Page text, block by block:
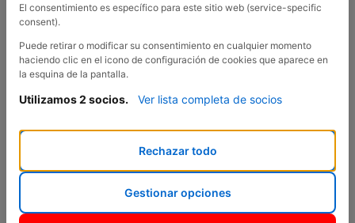
Citroën SUV C3 Aircross Hybrid 145 ë-
DCS PLUS
Citroën SUV C3 Aircross Hybrid 145 ë-DCS PLUS
El consentimiento es específico para este sitio web (service-specific
consent).
Puede retirar o modificar su consentimiento en cualquier momento
haciendo clic en el icono de configuración de cookies que aparece en
la esquina de la pantalla.
Utilizamos 2 socios. Ver lista completa de socios
Rechazar todo
Gestionar opciones